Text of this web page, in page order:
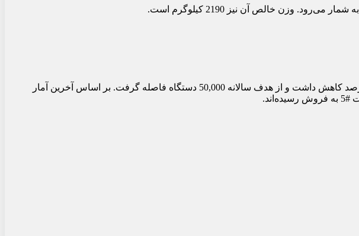
به شمار می‌رود. وزن خالص آن نیز 2190 کیلوگرم است.
در سال 2024، فروش کل خودروهای اسمارت در بازار چین به 33,427 دستگاه رسید که نسبت به سال قبل 19.37 درصد کاهش داشت و از هدف سالانه 50,000 دستگاه فاصله گرفت. بر اساس آخرین آمار